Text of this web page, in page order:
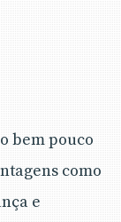
bem pouco
como
e